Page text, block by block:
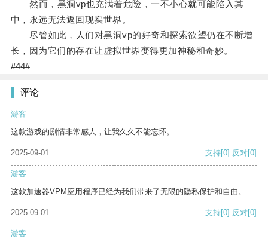
然而，黑洞vp也充满着危险，一不小心就可能陷入其
中，永远无法返回现实世界。
尽管如此，人们对黑洞vp的好奇和探索欲望仍在不断增
长，因为它们的存在让虚拟世界变得更加神秘和奇妙。
#44#
评论
游客
这款游戏的剧情非常感人，让我久久不能忘怀。
2025-09-01 支持[0] 反对[0]
游客
这款加速器VPM应用程序已经为我们带来了无限的隐私保护和自由。
2025-09-01 支持[0] 反对[0]
游客